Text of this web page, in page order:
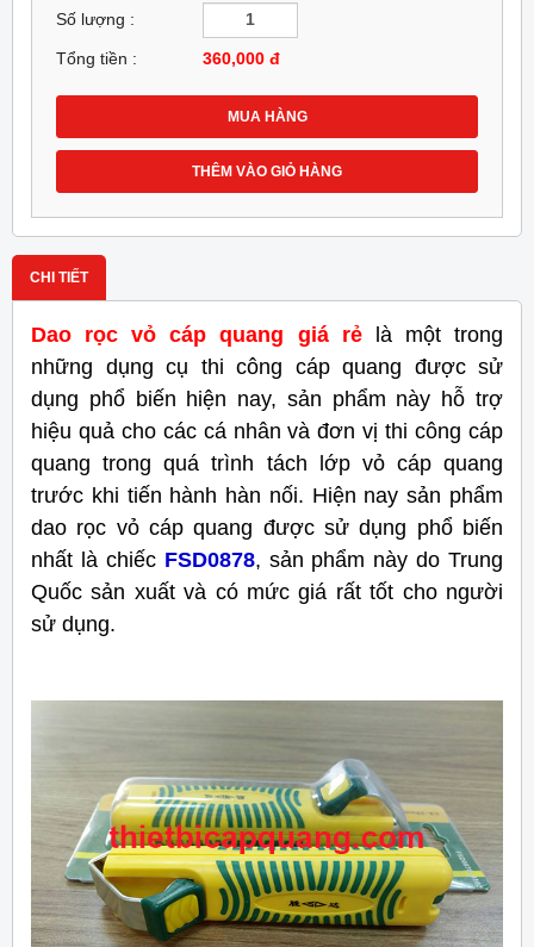
Số lượng :
Tổng tiền : 360,000 đ
MUA HÀNG
THÊM VÀO GIỎ HÀNG
CHI TIẾT
Dao rọc vỏ cáp quang giá rẻlà một trong
những dụng cụ thi công cáp quang được sử
dụng phổ biến hiện nay, sản phẩm này hỗ trợ
hiệu quả cho các cá nhân và đơn vị thi công cáp
quang trong quá trình tách lớp vỏ cáp quang
trước khi tiến hành hàn nối. Hiện nay sản phẩm
dao rọc vỏ cáp quang được sử dụng phổ biến
nhất là chiếc FSD0878, sản phẩm này do Trung
Quốc sản xuất và có mức giá rất tốt cho người
sử dụng.